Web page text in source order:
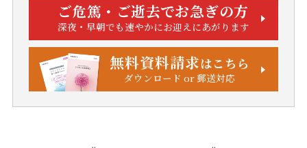
ご危篤・ご逝去でお急ぎの方
深夜・早朝でも速やかにお迎えにあがります
無料資料請求はこちら
ダウンロード or 郵送対応